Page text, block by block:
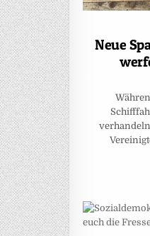
Neue